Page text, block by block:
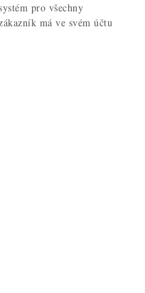
pro všechny
má ve svém účtu